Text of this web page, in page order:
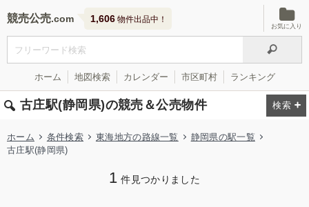
競売公売 1,606 物件出品中！
お気に入り
ホーム 地図検索 カレンダー 市区町村 ランキング
古庄駅(静岡県)の競売＆公売物件
ホーム 条件検索 東海地方の路線一覧
静岡県の駅一覧
古庄駅(静岡県)
1 件見つかりました